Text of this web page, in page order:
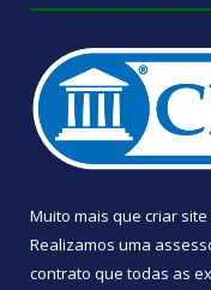
Muito mais que criar site
Realizamos uma
contrato que todas as